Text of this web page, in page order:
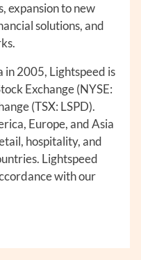
expansion to new
solutions, and
in 2005, Lightspeed is
Exchange (NYSE:
(TSX: LSPD).
Europe, and Asia
hospitality, and
Lightspeed
with our